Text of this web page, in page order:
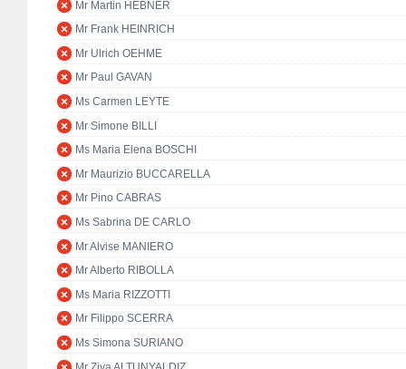
Mr Martin HEBNER
Mr Frank HEINRICH
Mr Ulrich OEHME
Mr Paul GAVAN
Ms Carmen LEYTE
Mr Simone BILLI
Ms Maria Elena BOSCHI
Mr Maurizio BUCCARELLA
Mr Pino CABRAS
Ms Sabrina DE CARLO
Mr Alvise MANIERO
Mr Alberto RIBOLLA
Ms Maria RIZZOTTI
Mr Filippo SCERRA
Ms Simona SURIANO